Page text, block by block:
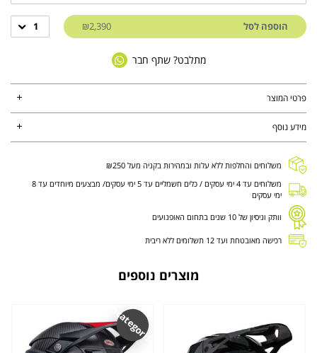
הוספה לסל ₪2,390
1
מתלבט? שתף חבר
פרטי המוצר
מידע נוסף
משלוחים והחלפות ללא עלות ובמהירות בקניה מעל ₪250
משלוחים עד 4 ימי עסקים / כלים חשמליים עד 5 ימי עסקים/ מבצעים מיוחדים עד 8
ימי עסקים
וותק וניסיון של 10 שנים בתחום האופנועים
רכישה מאובטחת ועד 12 תשלומים ללא ריבית
מוצרים נוספים
Uncategorized